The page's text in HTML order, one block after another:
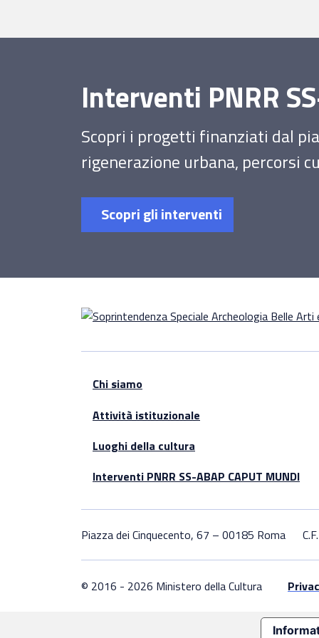
Interventi PNRR
Scopri i progetti finanziati dal
rigenerazione urbana, percorsi
Scopri gli interventi
Chi siamo
Attività istituzionale
Luoghi della cultura
Interventi PNRR SS-ABAP CAPUT MUNDI
Piazza dei Cinquecento, 67 – 00185 Roma
© 2016 - 2026 Ministero della Cultura